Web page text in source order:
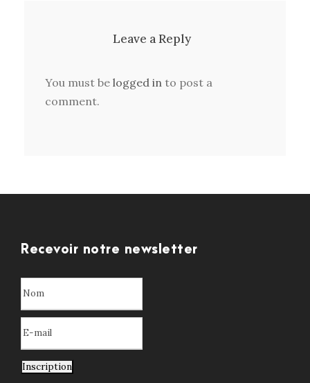
Leave a Reply
You must be logged in to post a
comment.
Recevoir notre newsletter
Inscription